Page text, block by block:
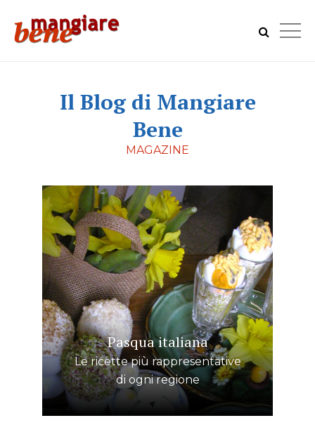
Il Blog di Mangiare
Bene
MAGAZINE
Pasqua italiana
Le ricette più rappresentative
di ogni regione